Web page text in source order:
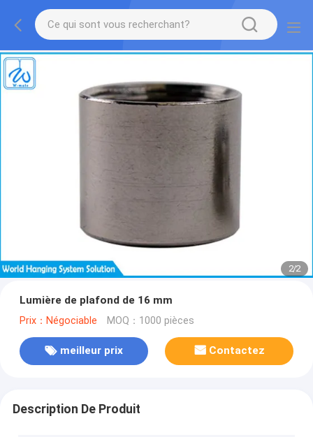
2/2
Lumière de plafond de 16 mm
Prix：Négociable MOQ：1000 pièces
meilleur prix Contactez
Description De Produit